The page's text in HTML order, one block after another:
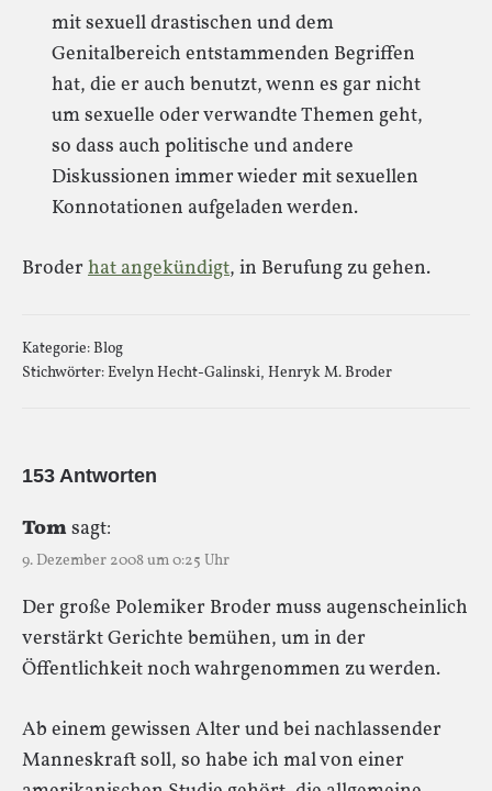
mit sexuell drastischen und dem
Genitalbereich entstammenden Begriffen
hat, die er auch benutzt, wenn es gar nicht
um sexuelle oder verwandte Themen geht,
so dass auch politische und andere
Diskussionen immer wieder mit sexuellen
Konnotationen aufgeladen werden.
Broder hat angekündigt, in Berufung zu gehen.
Kategorie:Blog
Stichwörter:Evelyn Hecht-Galinski, Henryk M. Broder
153 Antworten
Tomsagt:
9. Dezember 2008 um 0:25 Uhr
Der große Polemiker Broder muss augenscheinlich
verstärkt Gerichte bemühen, um in der
Öffentlichkeit noch wahrgenommen zu werden.
Ab einem gewissen Alter und bei nachlassender
Manneskraft soll, so habe ich mal von einer